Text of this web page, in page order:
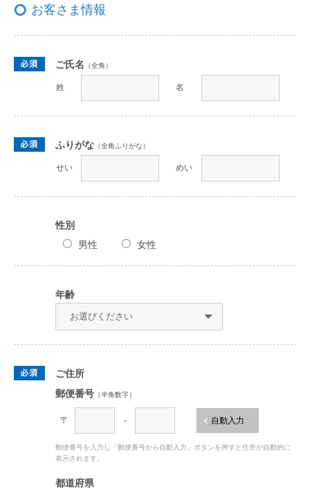
お客さま情報
ご氏名 （全角）
姓 名
ふりがな （全角ふりがな）
せい めい
性別
男性
女性
年齢
ご住所
郵便番号 （半角数字）
〒 - 自動入力
郵便番号を入力し「郵便番号から自動入力」ボタンを押すと住所が自動的に
表示されます。
都道府県